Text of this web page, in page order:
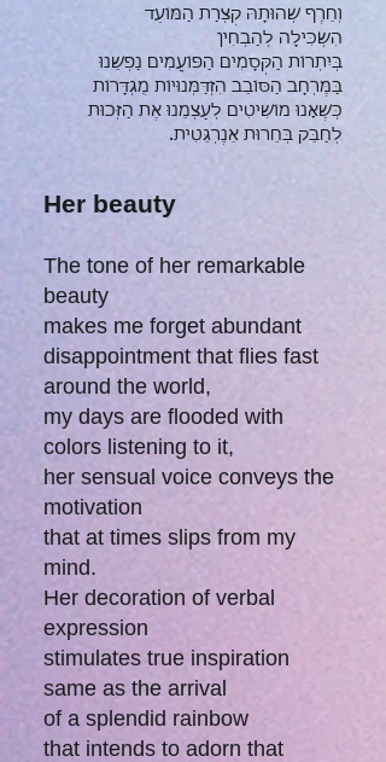
וְחֵרֶף שְׁהוּתָהּ קִצְרַת הַמּוֹעֵד
הִשְׂכִּילָה לְהַבְחִין
בְּיִתְרוֹת הַקְּסָמִים הַפּוֹעֲמִים נַפְשֵׁנוּ
בַּמֶּרְחָב הַסּוֹבֵב הִזְדַּמְּנוּיוֹת מֻגְדָּרוֹת
כְּשֶׁאָנוּ מוֹשִׁיטִים לְעַצְמֵנוּ אֶת הַזְּכוּת
לְחַבֵּק בְּחֵרוּת אֵנֶרְגֵּטִית.
Her beauty
The tone of her remarkable
beauty
makes me forget abundant
disappointment that flies fast
around the world,
my days are flooded with
colors listening to it,
her sensual voice conveys the
motivation
that at times slips from my
mind.
Her decoration of verbal
expression
stimulates true inspiration
same as the arrival
of a splendid rainbow
that intends to adorn that